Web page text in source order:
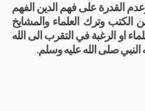
القدرة على فهم الدين الفهم
الكتب وترك العلماء والمشايخ
او الرغبة في التقرب الى الله
النبي صلى الله عليه وسلم.